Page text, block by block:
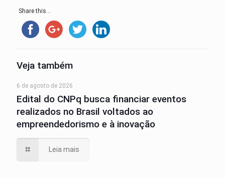
Share this...
Veja também
6 de agosto de 2026
Edital do CNPq busca financiar eventos
realizados no Brasil voltados ao
empreendedorismo e à inovação
Leia mais